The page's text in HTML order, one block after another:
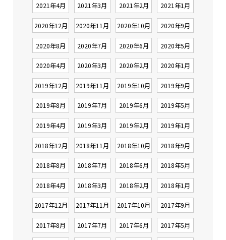
2021年4月 2021年3月 2021年2月 2021年1月
2020年12月 2020年11月 2020年10月 2020年9月
2020年8月 2020年7月 2020年6月 2020年5月
2020年4月 2020年3月 2020年2月 2020年1月
2019年12月 2019年11月 2019年10月 2019年9月
2019年8月 2019年7月 2019年6月 2019年5月
2019年4月 2019年3月 2019年2月 2019年1月
2018年12月 2018年11月 2018年10月 2018年9月
2018年8月 2018年7月 2018年6月 2018年5月
2018年4月 2018年3月 2018年2月 2018年1月
2017年12月 2017年11月 2017年10月 2017年9月
2017年8月 2017年7月 2017年6月 2017年5月